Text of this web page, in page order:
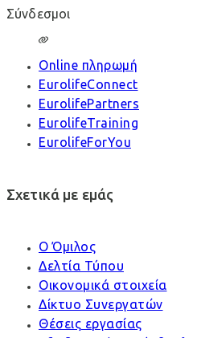
Σύνδεσμοι
Online πληρωμή
EurolifeConnect
EurolifePartners
EurolifeTraining
EurolifeForYou
Σχετικά με εμάς
Ο Όμιλος
Δελτία Τύπου
Οικονομικά στοιχεία
Δίκτυο Συνεργατών
Θέσεις εργασίας